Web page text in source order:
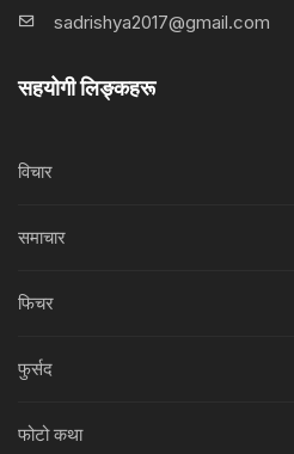
sadrishya2017@gmail.com
सहयोगी लिङ्कहरू
विचार
समाचार
फिचर
फुर्सद
फोटो कथा